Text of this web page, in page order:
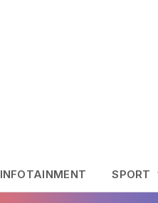
INFOTAINMENT SPORT